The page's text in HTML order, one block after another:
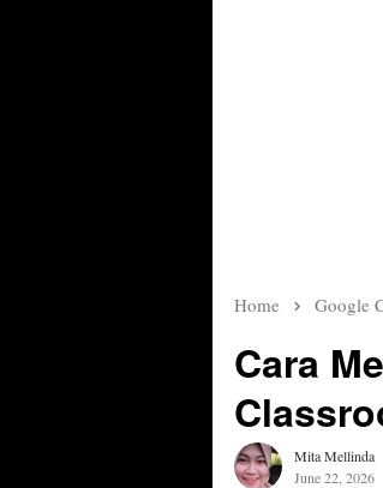
Home Google
Cara
Mita Mellinda
June 22, 2026